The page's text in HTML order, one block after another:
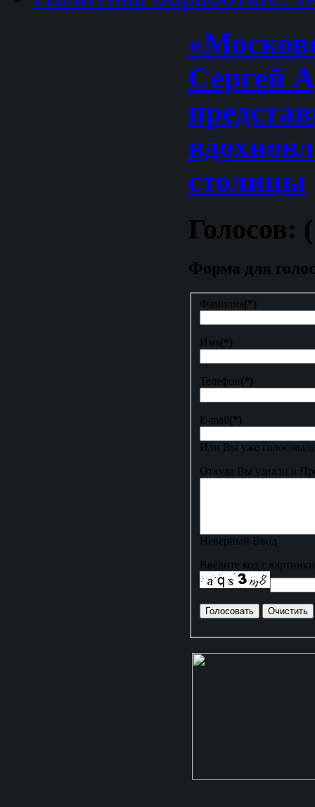
Сергей
столицы
Голосов:
Форма для
Фамилия(*)
Имя(*)
Телефон(*)
E-mail(*)
Или Вы уже
Откуда Вы узнали о
Неверный Ввод
Введите код с картинки